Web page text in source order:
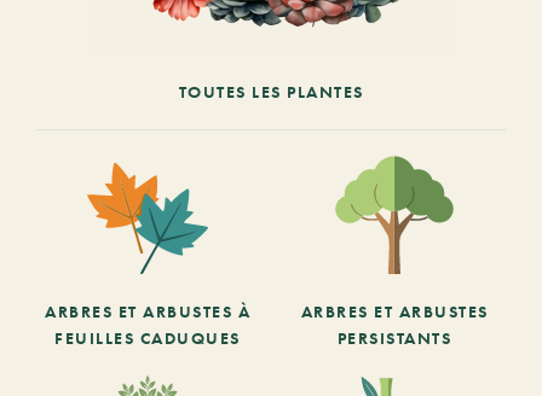
TOUTES LES PLANTES
ARBRES ET ARBUSTES À
FEUILLES CADUQUES
ARBRES ET ARBUSTES
PERSISTANTS